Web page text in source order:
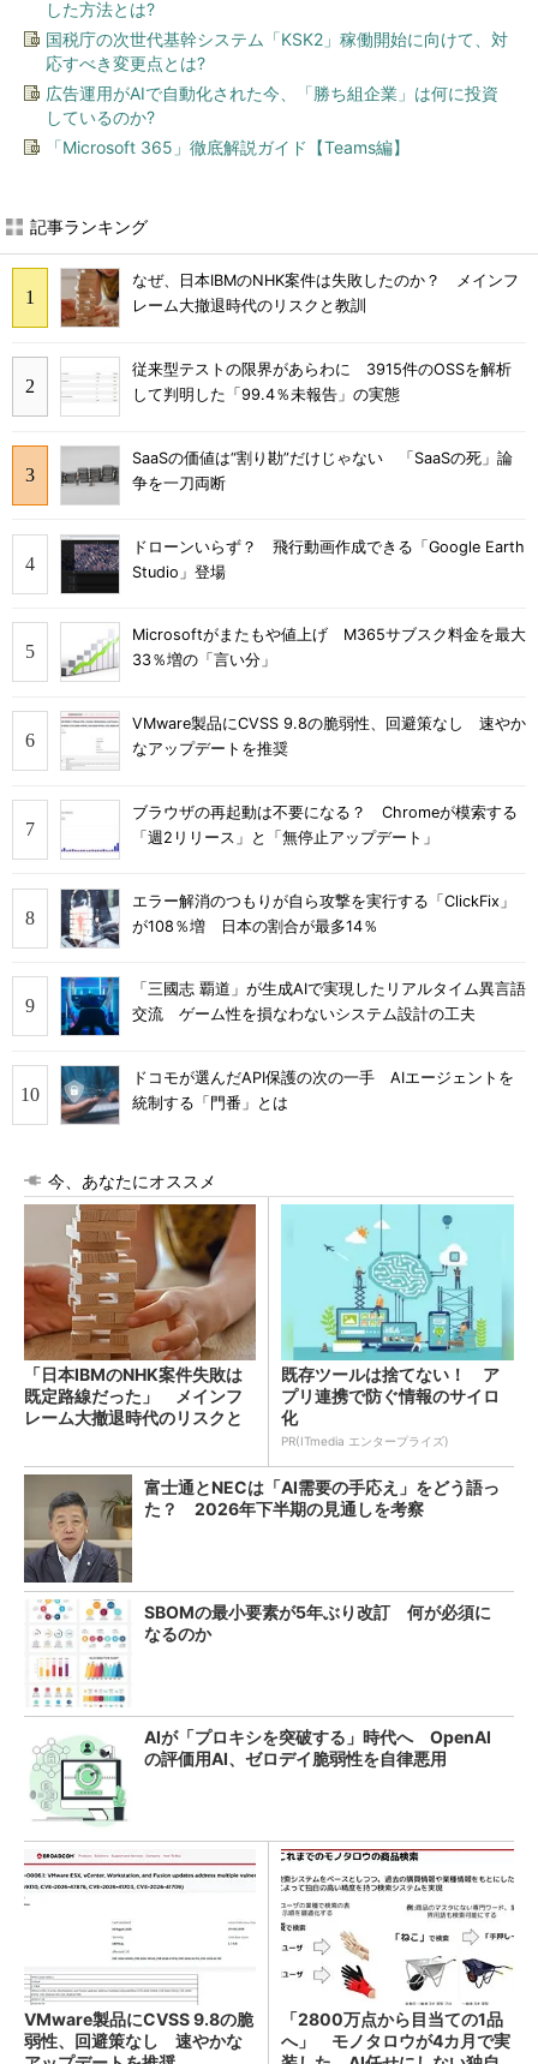
した方法とは?
国税庁の次世代基幹システム「KSK2」稼働開始に向けて、対
応すべき変更点とは?
広告運用がAIで自動化された今、「勝ち組企業」は何に投資
しているのか?
「Microsoft 365」徹底解説ガイド【Teams編】
記事ランキング
なぜ、日本IBMのNHK案件は失敗したのか？ メインフ
レーム大撤退時代のリスクと教訓
従来型テストの限界があらわに 3915件のOSSを解析
して判明した「99.4％未報告」の実態
SaaSの価値は“割り勘”だけじゃない 「SaaSの死」論
争を一刀両断
ドローンいらず？ 飛行動画作成できる「Google Earth
Studio」登場
Microsoftがまたもや値上げ M365サブスク料金を最大
33％増の「言い分」
VMware製品にCVSS 9.8の脆弱性、回避策なし 速やか
なアップデートを推奨
ブラウザの再起動は不要になる？ Chromeが模索する
「週2リリース」と「無停止アップデート」
エラー解消のつもりが自ら攻撃を実行する「ClickFix」
が108％増 日本の割合が最多14％
「三國志 覇道」が生成AIで実現したリアルタイム異言語
交流 ゲーム性を損なわないシステム設計の工夫
ドコモが選んだAPI保護の次の一手 AIエージェントを
統制する「門番」とは
今、あなたにオススメ
「日本IBMのNHK案件失敗は
既定路線だった」 メインフ
レーム大撤退時代のリスクと
既存ツールは捨てない！ ア
プリ連携で防ぐ情報のサイロ
化
PR(ITmedia エンタープライズ)
富士通とNECは「AI需要の手応え」をどう語っ
た？ 2026年下半期の見通しを考察
SBOMの最小要素が5年ぶり改訂 何が必須に
なるのか
AIが「プロキシを突破する」時代へ OpenAI
の評価用AI、ゼロデイ脆弱性を自律悪用
VMware製品にCVSS 9.8の脆
弱性、回避策なし 速やかな
「2800万点から目当ての1品
へ」 モノタロウが4カ月で実